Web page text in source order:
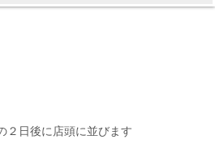
２日後に店頭に並びます